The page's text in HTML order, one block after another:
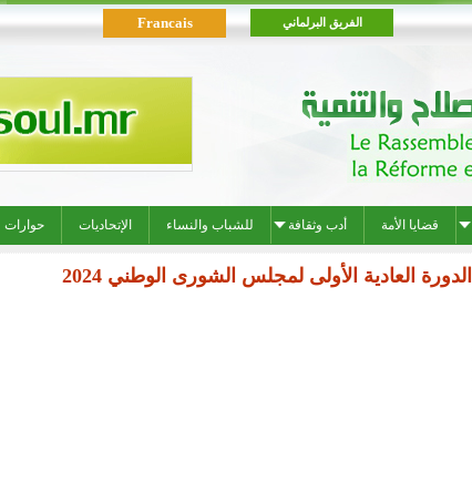
الفريق البرلماني Francais
قضايا الأمة أدب وثقافة للشباب والنساء الإتحاديات حوارات
الدورة العادية الأولى لمجلس الشورى الوطني 2024